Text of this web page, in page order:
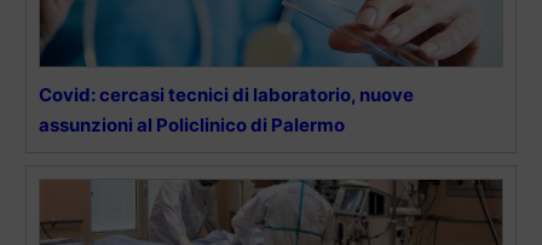
Covid: cercasi tecnici di laboratorio, nuove
assunzioni al Policlinico di Palermo